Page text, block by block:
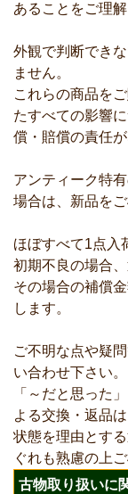
あることをご理
外観で判断でき
ません。
これらの商品を
たすべての影響
償・賠償の責任
アンティーク特
場合は、新品をご
ほぼすべて1点入
初期不良の場合
その場合の補償
します。
ご不明な点や疑
い合わせ下さい。
「～だと思った
よる交換・返品
状態を理由とす
ぐれも熟慮の上
古物取り扱いに